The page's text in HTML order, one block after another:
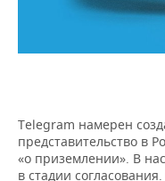
НЕФТЕХИМИЯ
ЭНЕРГЕТИКА
УСЛУГИ
МЕДИА
ВЫЕЗДНАЯ
БИЗНЕС-БРАНЧИ
НОВОСТИ СПОРТА
ФУТБОЛ
ОБЩЕСТВО
НОВОСТИ
ФОТОГАЛЕРЕЯ
Telegram намерен
представительство в
«о приземлении». В
в стадии